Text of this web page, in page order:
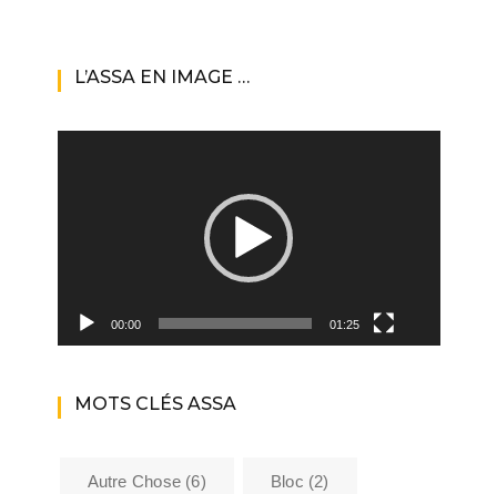
L’ASSA EN IMAGE …
00:00 01:25
MOTS CLÉS ASSA
Autre Chose(6) Bloc (2)